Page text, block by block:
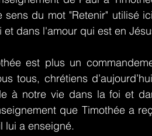
du mot "Retenir" utilisé
dans l'amour qui est en
est plus un
tous, chrétiens
à notre vie dans la foi et
que Timothée a
lui a enseigné.